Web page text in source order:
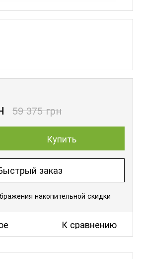
59 375 грн
Купить
заказ
накопительной скидки
К сравнению